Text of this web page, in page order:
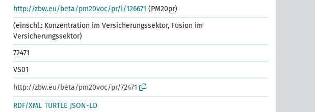
http://zbw.eu/beta/pm20voc/pr/i/126671 (PM20pr)
(einschl.: Konzentration im Versicherungssektor, Fusion im
Versicherungssektor)
72471
VS01
http://zbw.eu/beta/pm20voc/pr/72471
RDF/XML TURTLE JSON-LD